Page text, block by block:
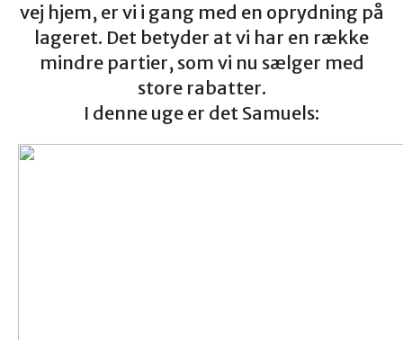
vej hjem, er vi i gang med en oprydning på
lageret. Det betyder at vi har en række
mindre partier, som vi nu sælger med
store rabatter.
I denne uge er det Samuels: